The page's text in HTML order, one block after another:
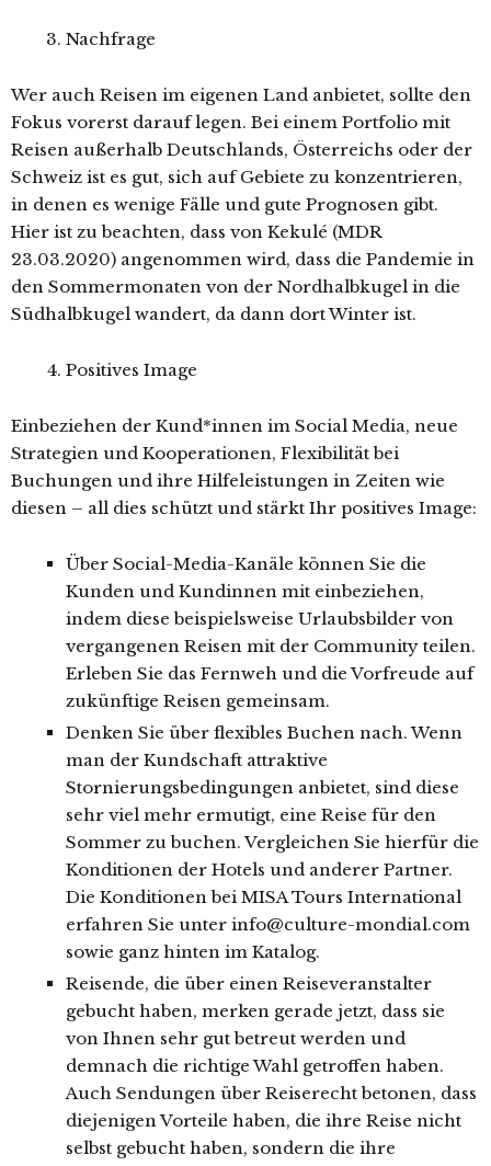
Nachfrage
Wer auch Reisen im eigenen Land anbietet, sollte den
Fokus vorerst darauf legen. Bei einem Portfolio mit
Reisen außerhalb Deutschlands, Österreichs oder der
Schweiz ist es gut, sich auf Gebiete zu konzentrieren,
in denen es wenige Fälle und gute Prognosen gibt.
Hier ist zu beachten, dass von Kekulé (MDR
23.03.2020) angenommen wird, dass die Pandemie in
den Sommermonaten von der Nordhalbkugel in die
Südhalbkugel wandert, da dann dort Winter ist.
Positives Image
Einbeziehen der Kund*innen im Social Media, neue
Strategien und Kooperationen, Flexibilität bei
Buchungen und ihre Hilfeleistungen in Zeiten wie
diesen – all dies schützt und stärkt Ihr positives Image:
Über Social-Media-Kanäle können Sie die
Kunden und Kundinnen mit einbeziehen,
indem diese beispielsweise Urlaubsbilder von
vergangenen Reisen mit der Community teilen.
Erleben Sie das Fernweh und die Vorfreude auf
zukünftige Reisen gemeinsam.
Denken Sie über flexibles Buchen nach. Wenn
man der Kundschaft attraktive
Stornierungsbedingungen anbietet, sind diese
sehr viel mehr ermutigt, eine Reise für den
Sommer zu buchen. Vergleichen Sie hierfür die
Konditionen der Hotels und anderer Partner.
Die Konditionen bei MISA Tours International
erfahren Sie unter info@culture-mondial.com
sowie ganz hinten im Katalog.
Reisende, die über einen Reiseveranstalter
gebucht haben, merken gerade jetzt, dass sie
von Ihnen sehr gut betreut werden und
demnach die richtige Wahl getroffen haben.
Auch Sendungen über Reiserecht betonen, dass
diejenigen Vorteile haben, die ihre Reise nicht
selbst gebucht haben, sondern die ihre